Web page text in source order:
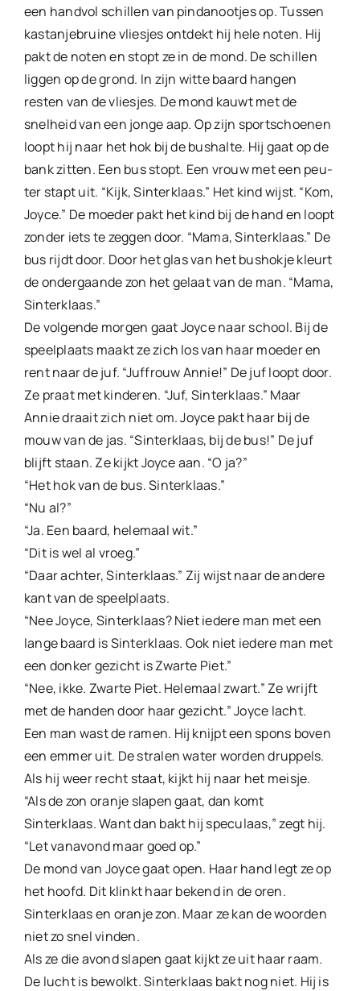
een handvol schillen van pinda­nootjes op. Tussen
kastanjebruine vliesjes ontdekt hij hele noten. Hij
pakt de noten en stopt ze in de mond. De schillen
liggen op de grond. In zijn witte baard hangen
resten van de vliesjes. De mond kauwt met de
snelheid van een jonge aap. Op zijn sportschoenen
loopt hij naar het hok bij de bushalte. Hij gaat op de
bank zitten. Een bus stopt. Een vrouw met een peu­
ter stapt uit. “Kijk, Sinterklaas.” Het kind wijst. “Kom,
Joy­ce.” De moeder pakt het kind bij de hand en loopt
zonder iets te zeggen door. “Mama, Sinterklaas.” De
bus rijdt door. Door het glas van het bushokje kleurt
de ondergaande zon het gelaat van de man. “Mama,
Sinterklaas.”
De volgende morgen gaat Joyce naar school. Bij de
speelplaats maakt ze zich los van haar moeder en
rent naar de juf. “Juf­frouw Annie!” De juf loopt door.
Ze praat met kinderen. “Juf, Sinterklaas.” Maar
Annie draait zich niet om. Joyce pakt haar bij de
mouw van de jas. “Sinterklaas, bij de bus!” De juf
blijft staan. Ze kijkt Joyce aan. “O ja?”
“Het hok van de bus. Sinterklaas.”
“Nu al?”
“Ja. Een baard, helemaal wit.”
“Dit is wel al vroeg.”
“Daar achter, Sinterklaas.” Zij wijst naar de andere
kant van de speelplaats.
“Nee Joyce, Sinterklaas? Niet iedere man met een
lange baard is Sinterklaas. Ook niet iedere man met
een donker gezicht is Zwarte Piet.”
“Nee, ikke. Zwarte Piet. Helemaal zwart.” Ze wrijft
met de handen door haar gezicht.” Joyce lacht.
Een man wast de ramen. Hij knijpt een spons boven
een emmer uit. De stralen water worden druppels.
Als hij weer recht staat, kijkt hij naar het meisje.
“Als de zon oranje slapen gaat, dan komt
Sinterklaas. Want dan bakt hij speculaas,” zegt hij.
“Let vanavond maar goed op.”
De mond van Joyce gaat open. Haar hand legt ze op
het hoofd. Dit klinkt haar bekend in de oren.
Sinterklaas en oranje zon. Maar ze kan de woorden
niet zo snel vinden.
Als ze die avond slapen gaat kijkt ze uit haar raam.
De lucht is bewolkt. Sinterklaas bakt nog niet. Hij is